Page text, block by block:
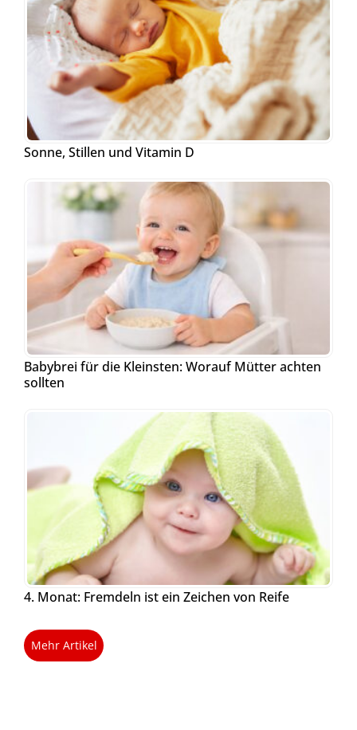
Sonne, Stillen und Vitamin D
Babybrei für die Kleinsten: Worauf Mütter achten
sollten
4. Monat: Fremdeln ist ein Zeichen von Reife
Mehr Artikel